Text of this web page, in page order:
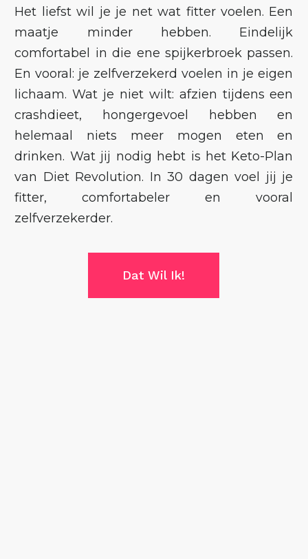
Het liefst wil je je net wat fitter voelen. Een
maatje minder hebben. Eindelijk
comfortabel in die ene spijkerbroek passen.
En vooral: je zelfverzekerd voelen in je eigen
lichaam. Wat je niet wilt: afzien tijdens een
crashdieet, hongergevoel hebben en
helemaal niets meer mogen eten en
drinken. Wat jij nodig hebt is het Keto-Plan
van Diet Revolution. In 30 dagen voel jij je
fitter, comfortabeler en vooral
zelfverzekerder.
Dat Wil Ik!